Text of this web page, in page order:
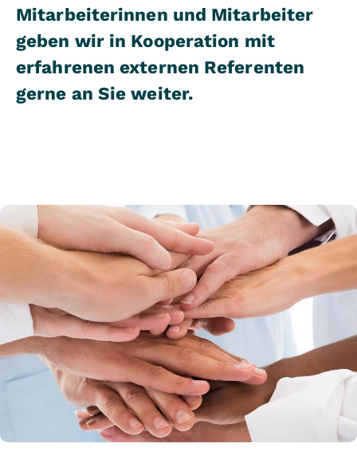
Mitarbeiterinnen und Mitarbeiter
geben wir in Kooperation mit
erfahrenen externen Referenten
gerne an Sie weiter.